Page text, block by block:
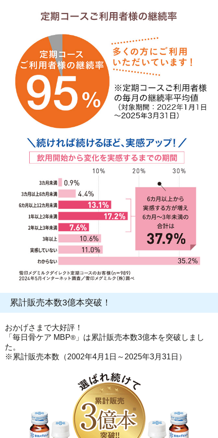
累計販売本数3億本突破！
おかげさまで大好評！
「毎日骨ケア MBP® 」は累計販売本数3億本を突破しまし
た。
※累計販売本数（2002年4月1日～2025年3月31日）